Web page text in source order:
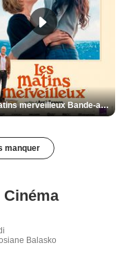
Les Matins merveilleux Bande-annonce VF
manquer
Balasko